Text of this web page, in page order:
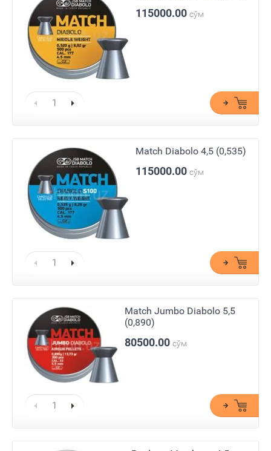
115000.00 сўм
Match Diabolo 4,5 (0,535)
115000.00 сўм
Match Jumbo Diabolo 5,5
(0,890)
80500.00 сўм